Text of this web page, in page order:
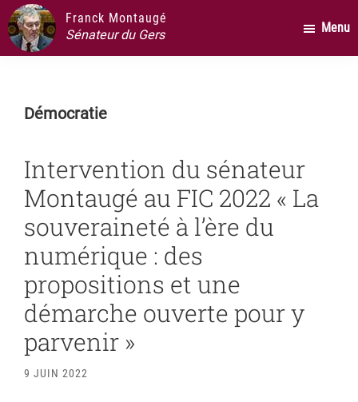
Passer
au
contenu
Passer
la
latérale
Passer
au
pied
page
Franck Montaugé
Sénateur du Gers
Menu
Démocratie
Intervention du sénateur
Montaugé au FIC 2022 « La
souveraineté à l’ère du
numérique : des
propositions et une
démarche ouverte pour y
parvenir »
9 JUIN 2022